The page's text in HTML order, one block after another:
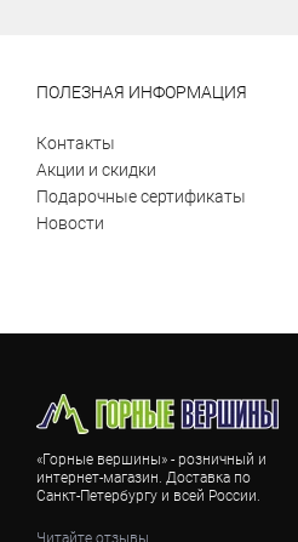
ПОЛЕЗНАЯ ИНФОРМАЦИЯ
Контакты
Акции и скидки
Подарочные сертификаты
Новости
«Горные вершины» - розничный и
интернет-магазин. Доставка по
Санкт-Петербургу и всей России.
Читайте отзывы